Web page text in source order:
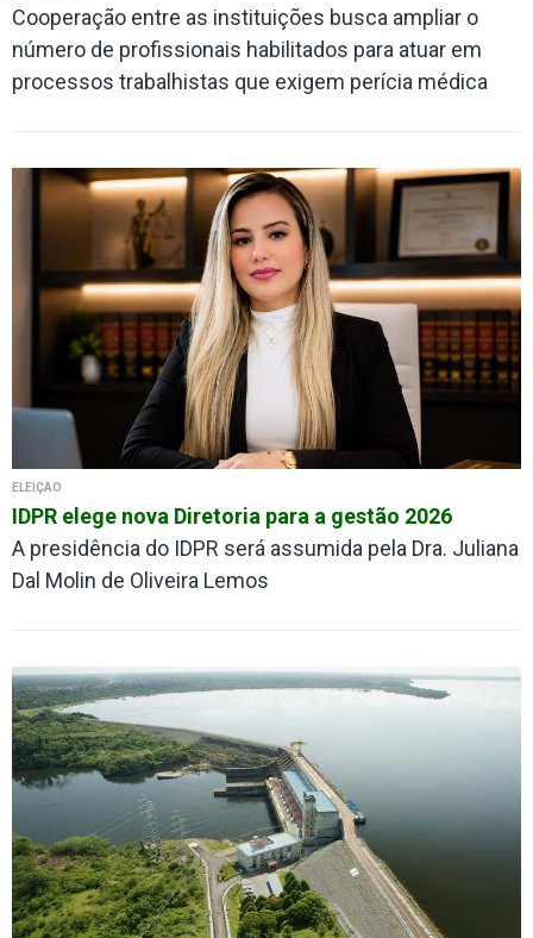
Cooperação entre as instituições busca ampliar o
número de profissionais habilitados para atuar em
processos trabalhistas que exigem perícia médica
ELEIÇÃO
IDPR elege nova Diretoria para a gestão 2026
A presidência do IDPR será assumida pela Dra. Juliana
Dal Molin de Oliveira Lemos